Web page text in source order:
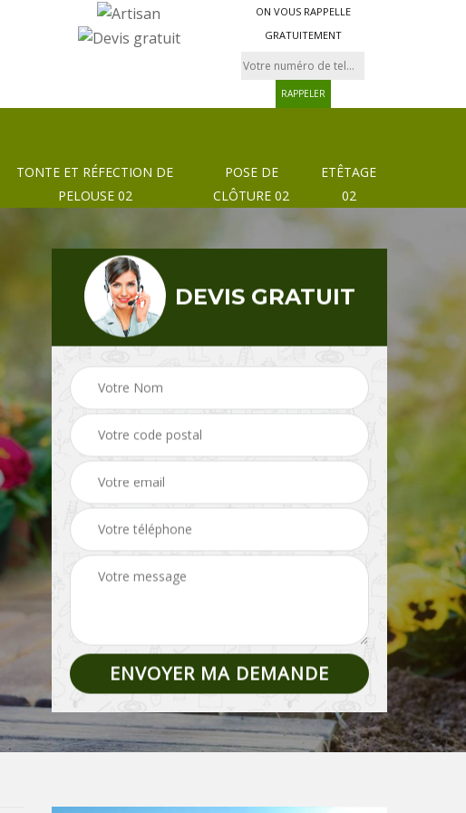
ON VOUS RAPPELLE
GRATUITEMENT
TONTE ET RÉFECTION DE
PELOUSE 02
POSE DE
CLÔTURE 02
ETÊTAGE
02
haie 02 Pose de clôture et Etêtage 02
DEVIS GRATUIT